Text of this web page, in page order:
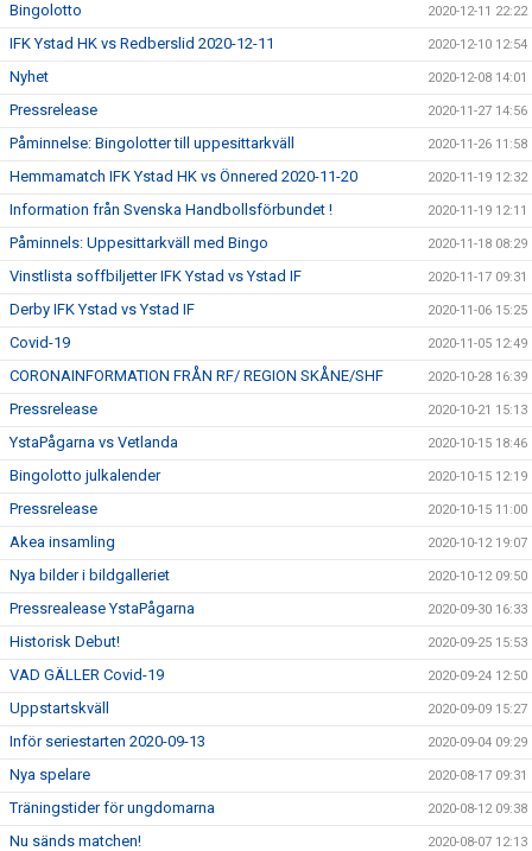
Bingolotto 2020-12-11 22:22
IFK Ystad HK vs Redberslid 2020-12-11 2020-12-10 12:54
Nyhet 2020-12-08 14:01
Pressrelease 2020-11-27 14:56
Påminnelse: Bingolotter till uppesittarkväll 2020-11-26 11:58
Hemmamatch IFK Ystad HK vs Önnered 2020-11-20 2020-11-19 12:32
Information från Svenska Handbollsförbundet ! 2020-11-19 12:11
Påminnels: Uppesittarkväll med Bingo 2020-11-18 08:29
Vinstlista soffbiljetter IFK Ystad vs Ystad IF 2020-11-17 09:31
Derby IFK Ystad vs Ystad IF 2020-11-06 15:25
Covid-19 2020-11-05 12:49
CORONAINFORMATION FRÅN RF/ REGION SKÅNE/SHF 2020-10-28 16:39
Pressrelease 2020-10-21 15:13
YstaPågarna vs Vetlanda 2020-10-15 18:46
Bingolotto julkalender 2020-10-15 12:19
Pressrelease 2020-10-15 11:00
Akea insamling 2020-10-12 19:07
Nya bilder i bildgalleriet 2020-10-12 09:50
Pressrealease YstaPågarna 2020-09-30 16:33
Historisk Debut! 2020-09-25 15:53
VAD GÄLLER Covid-19 2020-09-24 12:50
Uppstartskväll 2020-09-09 15:27
Inför seriestarten 2020-09-13 2020-09-04 09:29
Nya spelare 2020-08-17 09:31
Träningstider för ungdomarna 2020-08-12 09:38
Nu sänds matchen! 2020-08-07 12:13